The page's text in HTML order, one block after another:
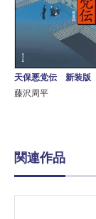
天保悪党伝 新装版
藤沢周平
関連作品